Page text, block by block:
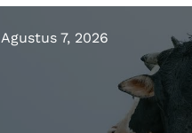
Agustus 7, 2026